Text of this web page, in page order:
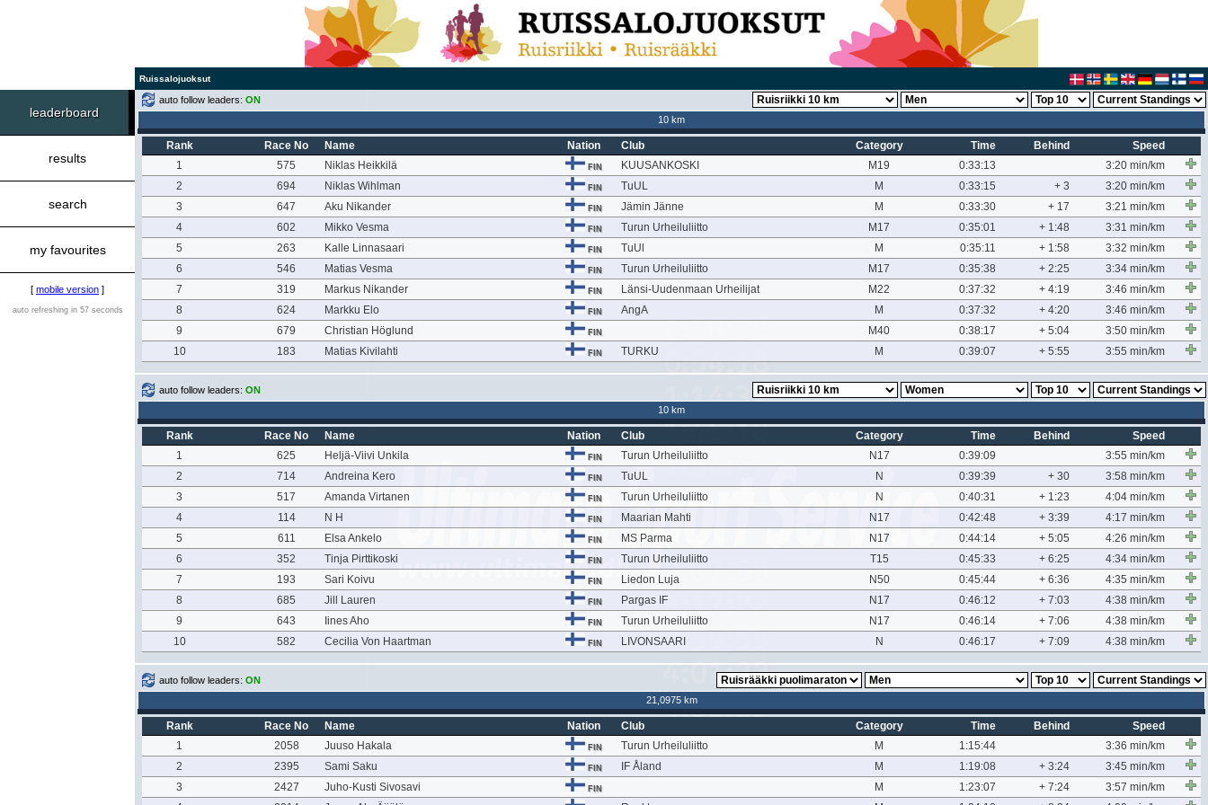
Ruissalojuoksut
leaderboard
results
search
my favourites
[ mobile version ]
auto refreshing in 57 seconds
auto follow leaders: ON
10 km
Rank Race No Name Nation Club Category Time Behind
Speed
1
575 Niklas Heikkilä FIN KUUSANKOSKI M19 0:33:13
3:20 min/km
2
694 Niklas Wihlman FIN TuUL M 0:33:15 + 3
3:20 min/km
3
647 Aku Nikander FIN Jämin Jänne M 0:33:30 + 17
3:21 min/km
4
602 Mikko Vesma FIN Turun Urheiluliitto M17 0:35:01 + 1:48
3:31 min/km
5
263 Kalle Linnasaari FIN TuUl M 0:35:11 + 1:58
3:32 min/km
6
546 Matias Vesma FIN Turun Urheiluliitto M17 0:35:38 + 2:25
3:34 min/km
7
319 Markus Nikander FIN Länsi-Uudenmaan Urheilijat M22 0:37:32 + 4:19
3:46 min/km
8
624 Markku Elo FIN AngA M 0:37:32 + 4:20
3:46 min/km
9
679 Christian Höglund FIN M40 0:38:17 + 5:04
3:50 min/km
10
183 Matias Kivilahti FIN TURKU M 0:39:07 + 5:55 3:55 min/km
auto follow leaders: ON
10 km
Rank Race No Name Nation Club Category Time Behind
Speed
1
625 Heljä-Viivi Unkila FIN Turun Urheiluliitto N17 0:39:09
3:55 min/km
2
714 Andreina Kero FIN TuUL N 0:39:39 + 30
3:58 min/km
3
517 Amanda Virtanen FIN Turun Urheiluliitto N 0:40:31 + 1:23
4:04 min/km
4
114 N H FIN Maarian Mahti N17 0:42:48 + 3:39
4:17 min/km
5
611 Elsa Ankelo FIN MS Parma N17 0:44:14 + 5:05
4:26 min/km
6
352 Tinja Pirttikoski FIN Turun Urheiluliitto T15 0:45:33 + 6:25
4:34 min/km
7
193 Sari Koivu FIN Liedon Luja N50 0:45:44 + 6:36
4:35 min/km
8
685 Jill Lauren FIN Pargas IF N17 0:46:12 + 7:03
4:38 min/km
9
643 Iines Aho FIN Turun Urheiluliitto N17 0:46:14 + 7:06
4:38 min/km
10
582 Cecilia Von Haartman FIN LIVONSAARI N 0:46:17 + 7:09 4:38 min/km
auto follow leaders: ON
21,0975 km
Rank Race No Name Nation Club Category Time Behind
Speed
1
2058 Juuso Hakala FIN Turun Urheiluliitto M 1:15:44
3:36 min/km
2
2395 Sami Saku FIN IF Åland M 1:19:08 + 3:24
3:45 min/km
3
2427 Juho-Kusti Sivosavi FIN M 1:23:07 + 7:24
3:57 min/km